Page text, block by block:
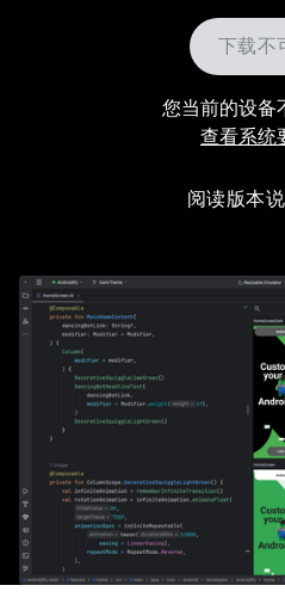
下载不
您当前的设备
查看系统
阅读版本